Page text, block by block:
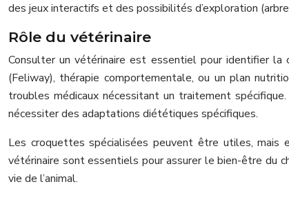
des jeux interactifs et des possibilités d’exploration
Rôle du vétérinaire
Consulter un vétérinaire est essentiel pour identifier
(Feliway), thérapie comportementale, ou un plan
troubles médicaux nécessitant un traitement
nécessiter des adaptations diététiques spécifiques.
Les croquettes spécialisées peuvent être utiles, mais
vétérinaire sont essentiels pour assurer le bien-être du
vie de l’animal.